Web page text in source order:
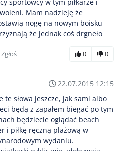
sportowcy w tym piłkarze i
Mam nadzieję że
nogę na nowym boisku
że jednak coś drgneło
Zgłoś 0 0
22.07.2015 12:15
te słowa jeszcze, jak sami albo
będą z zapałem biegać po tym
będziecie oglądać beach
i piłkę ręczną plażową w
wydaniu.